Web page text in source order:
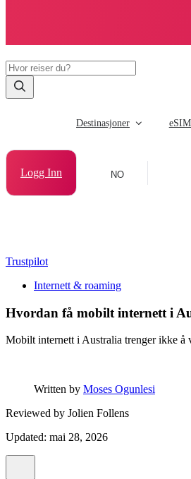
Destinasjoner
Logg Inn NO
Trustpilot
Internett & roaming
Hvordan få mobilt internett i
Mobilt internett i Australia trenger ikke å
Written by Moses Ogunlesi
Reviewed by Jolien Follens
Updated: mai 28, 2026